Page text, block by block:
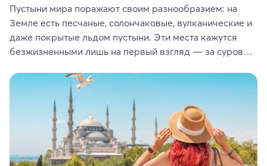
Пустыни мира поражают своим разнообразием: на
Земле есть песчаные, солончаковые, вулканические и
даже покрытые льдом пустыни. Эти места кажутся
безжизненными лишь на первый взгляд — за суровой
животные и маршруты, которые дарят одни из самых
ярких впечатлений от путешествий.